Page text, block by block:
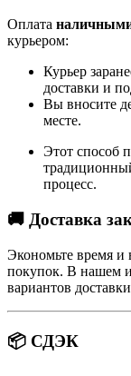
Оплата
курьером:
Курьер
доставки и
Вы вносите
месте.
Этот способ
процесс.
🚚 Доставка
Экономьте время и
покупок. В нашем
вариантов
📦 СДЭК